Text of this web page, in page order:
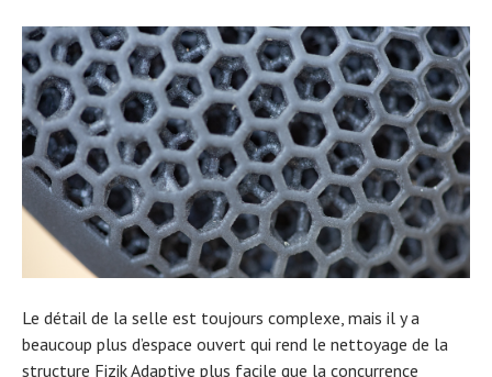
Le détail de la selle est toujours complexe, mais il y a
beaucoup plus d’espace ouvert qui rend le nettoyage de la
structure Fizik Adaptive plus facile que la concurrence